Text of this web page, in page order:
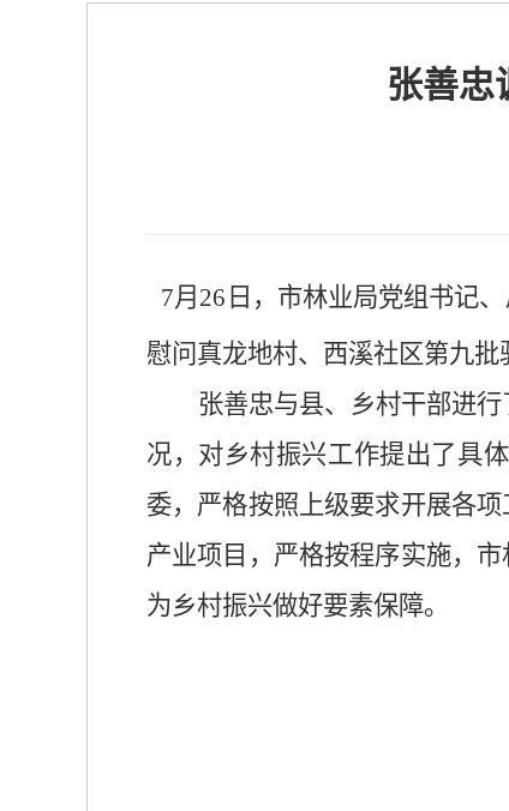
张善忠
7月26日，市林业局党组书记
慰问真龙地村、西溪社区第九
张善忠与县、乡村干部进
况，对乡村振兴工作提出了具
委，严格按照上级要求开展各
产业项目，严格按程序实施，
为乡村振兴做好要素保障。